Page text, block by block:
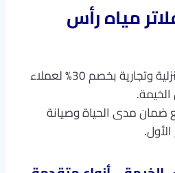
مياه رأس
تركيب فلاتر مياه منزلية وتجارية بخصم 30% لعملاء
مع ضمان مدى الحياة وصيانة